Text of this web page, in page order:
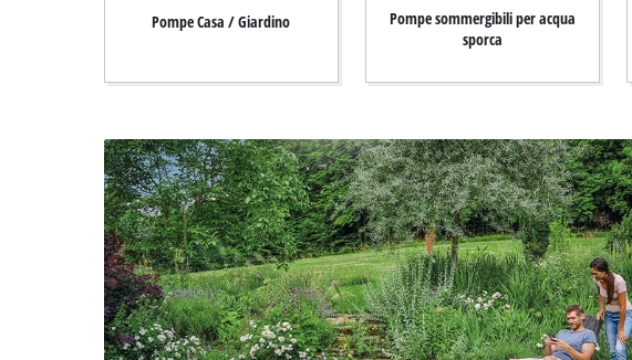
Pompe Casa / Giardino
Pompe sommergibili per acqua
sporca